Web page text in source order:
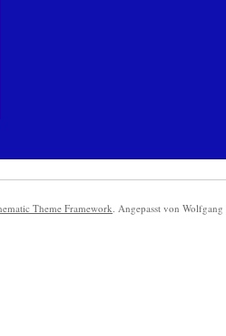
Theme Framework. Angepasst von